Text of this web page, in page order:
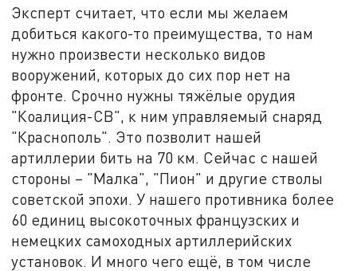
Эксперт считает, что если мы желаем
добиться какого-то преимущества, то нам
нужно произвести несколько видов
вооружений, которых до сих пор нет на
фронте. Срочно нужны тяжёлые орудия
"Коалиция-СВ", к ним управляемый снаряд
"Краснополь". Это позволит нашей
артиллерии бить на 70 км. Сейчас с нашей
стороны – "Малка", "Пион" и другие стволы
советской эпохи. У нашего противника более
60 единиц высокоточных французских и
немецких самоходных артиллерийских
установок. И много чего ещё, в том числе